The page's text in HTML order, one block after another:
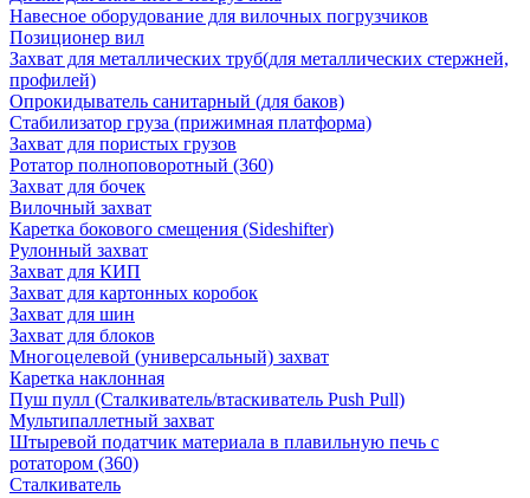
Навесное оборудование для вилочных погрузчиков
Позиционер вил
Захват для металлических труб(для металлических стержней,
профилей)
Опрокидыватель санитарный (для баков)
Стабилизатор груза (прижимная платформа)
Захват для пористых грузов
Ротатор полноповоротный (360)
Захват для бочек
Вилочный захват
Каретка бокового смещения (Sideshifter)
Рулонный захват
Захват для КИП
Захват для картонных коробок
Захват для шин
Захват для блоков
Многоцелевой (универсальный) захват
Каретка наклонная
Пуш пулл (Сталкиватель/втаскиватель Push Pull)
Мультипаллетный захват
Штыревой податчик материала в плавильную печь с
ротатором (360)
Сталкиватель